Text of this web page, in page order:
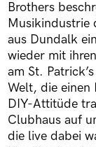
Brothers
Musikindustrie
aus Dundalk
wieder mit
am St.
Welt, die einen
DIY-Attitüde
Clubhaus auf
die live dabei